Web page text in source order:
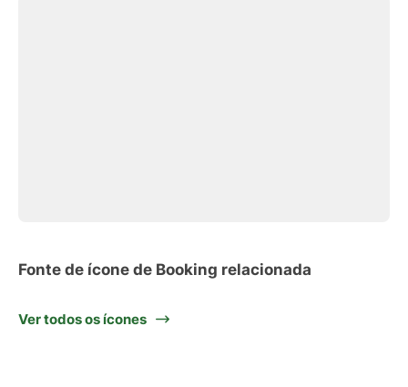
Fonte de ícone de Booking relacionada
Ver todos os ícones